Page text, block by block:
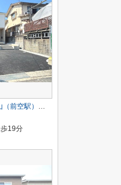
廿日市市大野字対厳山（前空駅）最終1棟
19分